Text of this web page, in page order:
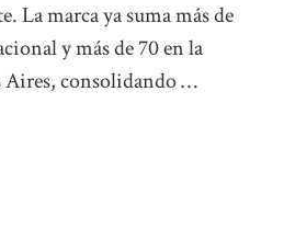
La marca ya suma más de
y más de 70 en la
Aires, consolidando …